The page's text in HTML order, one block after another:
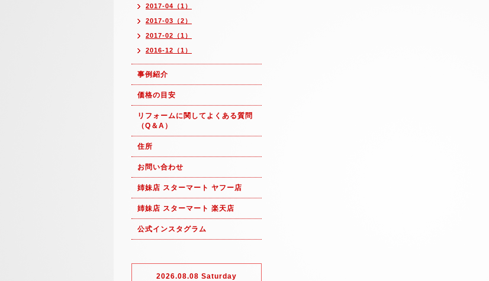
2017-04（1）
2017-03（2）
2017-02（1）
2016-12（1）
事例紹介
価格の目安
リフォームに関してよくある質問
（Q＆A）
住所
お問い合わせ
姉妹店 スターマート ヤフー店
姉妹店 スターマート 楽天店
公式インスタグラム
2026.08.08 Saturday